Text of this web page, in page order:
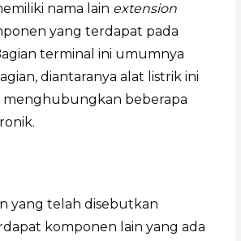
nama lain extension
yang terdapat pada
terminal ini umumnya
diantaranya alat listrik ini
beberapa
yang telah disebutkan
komponen lain yang ada